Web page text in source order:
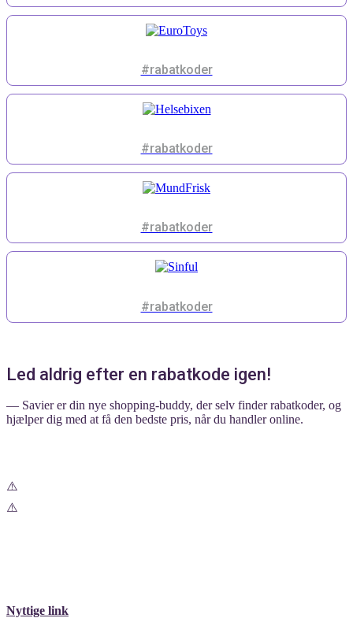
#rabatkoder
#rabatkoder
#rabatkoder
#rabatkoder
Led aldrig efter en rabatkode igen!
— Savier er din nye shopping-buddy, der selv finder rabatkoder, og
hjælper dig med at få den bedste pris, når du handler online.
Nyttige link